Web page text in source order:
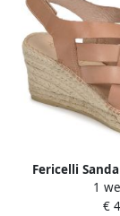
Fericelli
1
€